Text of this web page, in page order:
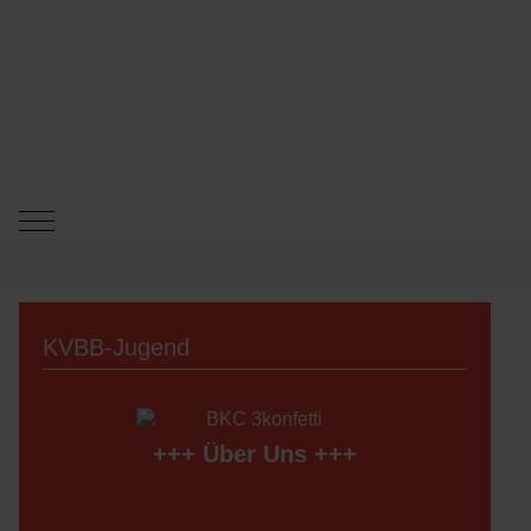
Mobile Menu Toggle
KVBB-Jugend
+++ Über Uns +++